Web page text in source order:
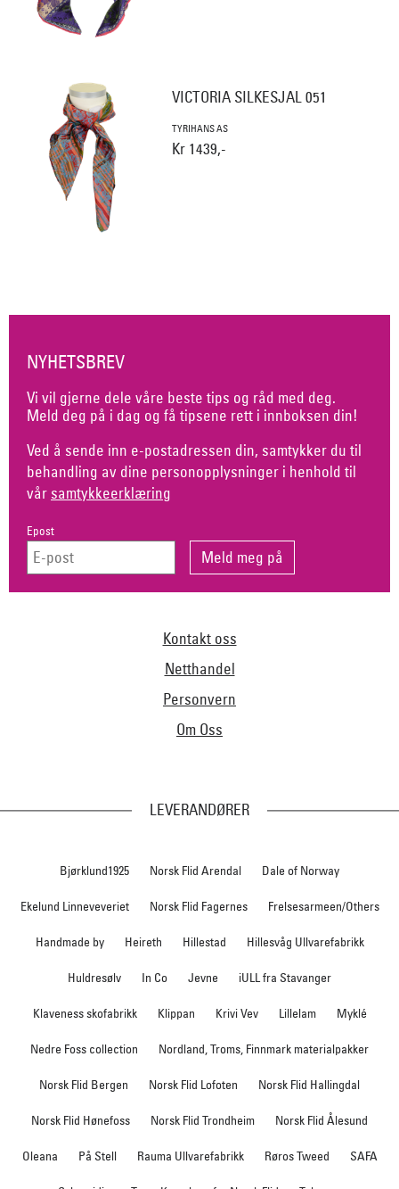
VICTORIA SILKESJAL 051
TYRIHANS AS
Kr 1439,-
NYHETSBREV
Vi vil gjerne dele våre beste tips og råd med deg.
Meld deg på i dag og få tipsene rett i innboksen din!
Ved å sende inn e-postadressen din, samtykker du til
behandling av dine personopplysninger i henhold til
vår samtykkeerklæring
Epost
Kontakt oss
Netthandel
Personvern
Om Oss
LEVERANDØRER
Bjørklund1925 Norsk Flid Arendal Dale of Norway
Ekelund Linneveveriet Norsk Flid Fagernes Frelsesarmeen/Others
Handmade by Heireth Hillestad Hillesvåg Ullvarefabrikk
Huldresølv In Co Jevne iULL fra Stavanger
Klaveness skofabrikk Klippan Krivi Vev Lillelam Myklé
Nedre Foss collection Nordland, Troms, Finnmark materialpakker
Norsk Flid Bergen Norsk Flid Lofoten Norsk Flid Hallingdal
Norsk Flid Hønefoss Norsk Flid Trondheim Norsk Flid Ålesund
Oleana På Stell Rauma Ullvarefabrikk Røros Tweed SAFA